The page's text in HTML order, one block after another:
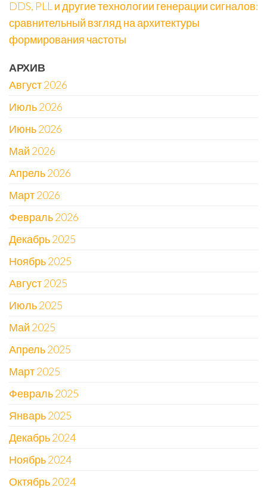
DDS, PLL и другие технологии генерации сигналов:
сравнительный взгляд на архитектуры
формирования частоты
АРХИВ
Август 2026
Июль 2026
Июнь 2026
Май 2026
Апрель 2026
Март 2026
Февраль 2026
Декабрь 2025
Ноябрь 2025
Август 2025
Июль 2025
Май 2025
Апрель 2025
Март 2025
Февраль 2025
Январь 2025
Декабрь 2024
Ноябрь 2024
Октябрь 2024